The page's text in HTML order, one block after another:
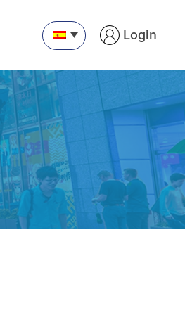
Login